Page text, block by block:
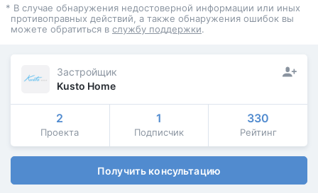
* В случае обнаружения недостоверной информации или иных
противоправных действий, а также обнаружения ошибок вы
можете обратиться в службу поддержки.
Застройщик
Kusto Home
2
Проекта
1
Подписчик
330
Рейтинг
Получить консультацию